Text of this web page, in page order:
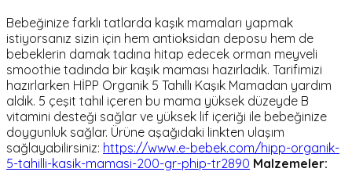
Bebeğinize farklı tatlarda kaşık mamaları yapmak
istiyorsanız sizin için hem antioksidan deposu hem de
bebeklerin damak tadına hitap edecek orman meyveli
smoothie tadında bir kaşık maması hazırladık. Tarifimizi
hazırlarken HİPP Organik 5 Tahıllı Kaşık Mamadan yardım
aldık. 5 çeşit tahıl içeren bu mama yüksek düzeyde B
vitamini desteği sağlar ve yüksek lif içeriği ile bebeğinize
doygunluk sağlar. Ürüne aşağıdaki linkten ulaşım
sağlayabilirsiniz: https://www.e-bebek.com/hipp-organik-
5-tahilli-kasik-mamasi-200-gr-phip-tr2890 Malzemeler: